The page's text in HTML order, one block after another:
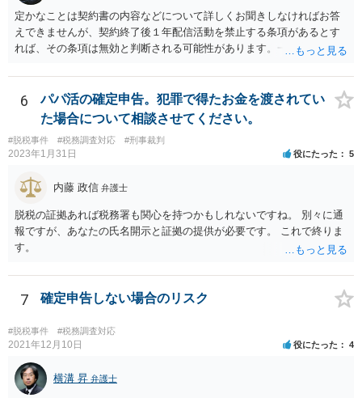
定かなことは契約書の内容などについて詳しくお聞きしなければお答
えできませんが、契約終了後１年配信活動を禁止する条項があるとす
れば、その条項は無効と判断される可能性があります。一度実際に弁
した方がよろしいかと存じます。
6
パパ活の確定申告。犯罪で得たお金を渡されてい
た場合について相談させてください。
#脱税事件 #税務調査対応 #刑事裁判
2023年1月31日 役にたった 5
内藤 政信 弁護士
脱税の証拠あれば税務署も関心を持つかもしれないですね。 別々に通
報ですが、あなたの氏名開示と証拠の提供が必要です。 これで終りま
す。
7 確定申告しない場合のリスク
#脱税事件 #税務調査対応
2021年12月10日 役にたった 4
横溝 昇 弁護士